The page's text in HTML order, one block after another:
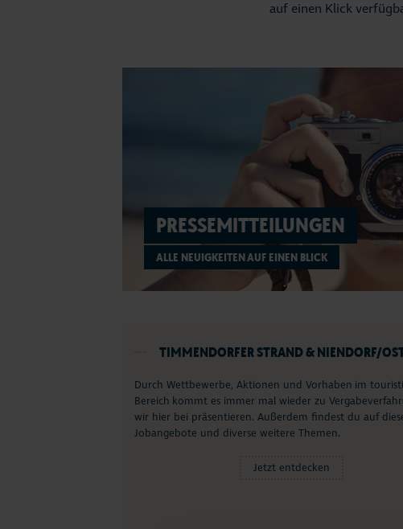
auf einen Klick
PRESSEMITTEILUNGEN
ALLE NEUIGKEITEN AUF EINEN BLICK
TIMMENDORFER STRAND & NIENDORF/
Durch Wettbewerbe, Aktionen und Vorhaben im
Bereich kommt es immer mal wieder zu
wir hier bei präsentieren. Außerdem findest du auf
Jobangebote und diverse weitere Themen.
Jetzt entdecken